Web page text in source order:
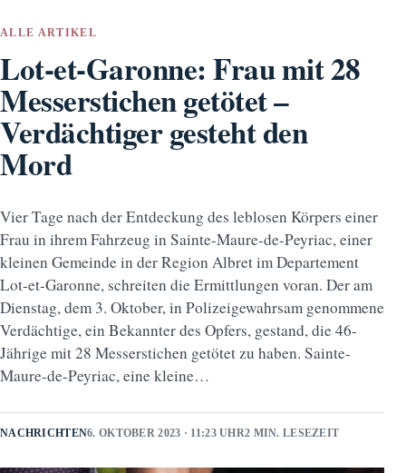
ALLE ARTIKEL
Lot-et-Garonne: Frau mit 28
Messerstichen getötet –
Verdächtiger gesteht den
Mord
Vier Tage nach der Entdeckung des leblosen Körpers einer
Frau in ihrem Fahrzeug in Sainte-Maure-de-Peyriac, einer
kleinen Gemeinde in der Region Albret im Departement
Lot-et-Garonne, schreiten die Ermittlungen voran. Der am
Dienstag, dem 3. Oktober, in Polizeigewahrsam genommene
Verdächtige, ein Bekannter des Opfers, gestand, die 46-
Jährige mit 28 Messerstichen getötet zu haben. Sainte-
Maure-de-Peyriac, eine kleine…
NACHRICHTEN6. OKTOBER 2023 · 11:23 UHR2 MIN. LESEZEIT